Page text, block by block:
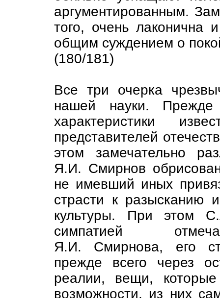
аргументированным.
того, очень лаконична
общим суждением о
(180/181)
Все три очерка
нашей науки.
характеристики
представителей
этом замечательно
Я.И. Смирнов
не имевший иных
страсти к разысканию
культуры. При этом
симпатией
Я.И. Смирнова, его
прежде всего через
реалии, вещи,
возможности, из них